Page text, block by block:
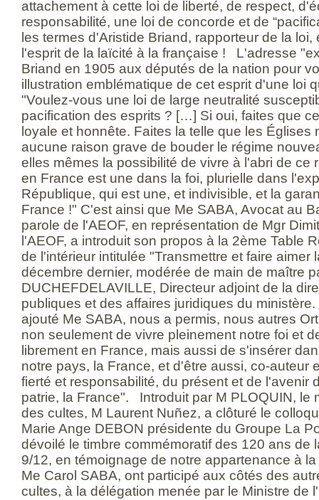
attachement à cette loi de liberté, de respect,
responsabilité, une loi de concorde et de
les termes d'Aristide Briand, rapporteur de la loi,
l'esprit de la laïcité à la française ! L'adresse
Briand en 1905 aux députés de la nation pour
illustration emblématique de cet esprit d'une loi
"Voulez-vous une loi de large neutralité
pacification des esprits ? […] Si oui, faites que
loyale et honnête. Faites la telle que les Églises
aucune raison grave de bouder le régime
elles mêmes la possibilité de vivre à l'abri de
en France est une dans la foi, plurielle dans
République, qui est une, et indivisible, et la
France !" C'est ainsi que Me SABA, Avocat au
parole de l'AEOF, en représentation de Mgr
l'AEOF, a introduit son propos à la 2ème Table
de l'intérieur intitulée "Transmettre et faire aimer
décembre dernier, modérée de main de maître
DUCHEFDELAVILLE, Directeur adjoint de la
publiques et des affaires juridiques du
ajouté Me SABA, nous a permis, nous autres
non seulement de vivre pleinement notre foi et
librement en France, mais aussi de s'insérer
notre pays, la France, et d'être aussi, co-auteur
fierté et responsabilité, du présent et de l'avenir
patrie, la France". Introduit par M PLOQUIN, le
des cultes, M Laurent Nuñez, a clôturé le
Marie Ange DEBON présidente du Groupe La
dévoilé le timbre commémoratif des 120 ans de
9/12, en témoignage de notre appartenance à
Me Carol SABA, ont participé aux côtés des
cultes, à la délégation menée par le Ministre de